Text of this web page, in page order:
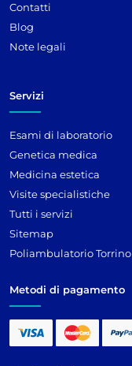
Contatti
Blog
Note legali
Servizi
Esami di laboratorio
Genetica medica
Medicina estetica
Visite specialistiche
Tutti i servizi
Sitemap
Poliambulatorio Torrino
Metodi di pagamento